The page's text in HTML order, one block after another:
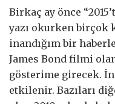
Birkaç ay önce
yazı okurken birçok
inandığım bir
James Bond filmi
gösterime girecek.
etkilenir. Bazıları